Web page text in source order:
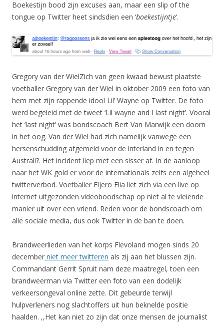
Boekestijn bood zijn excuses aan, maar een slip of the
tongue op Twitter heet sindsdien een ‘boekestijntje‘.
Gregory van der WielZich van geen kwaad bewust plaatste
voetballer Gregory van der Wiel in oktober 2009 een foto van
hem met zijn rappende idool Lil’ Wayne op Twitter. De foto
werd begeleid met de tweet ‘Lil wayne and I last night’. Vooral
het ‘last night’ was bondscoach Bert Van Marwijk een doorn
in het oog. Van der Wiel had zich namelijk vanwege een
hersenschudding afgemeld voor de interland in en tegen
Australi?. Het incident liep met een sisser af. In de aanloop
naar het WK gold er voor de internationals zelfs een algeheel
twitterverbod. Voetballer Eljero Elia liet zich via een live op
internet uitgezonden videoboodschap op niet al te vleiende
manier uit over een vriend. Reden voor de bondscoach om
alle sociale media, dus ook Twitter in de ban te doen.
Brandweerlieden van het korps Flevoland mogen sinds 20
december niet meer twitteren als zij aan het blussen zijn.
Commandant Gerrit Spruit nam deze maatregel, toen een
brandweerman via Twitter een foto van een dodelijk
verkeersongeval online zette. Dit gebeurde terwijl
hulpverleners nog slachtoffers uit hun beknelde positie
haalden. ,,Het kan niet zo zijn dat onze mensen de journalist